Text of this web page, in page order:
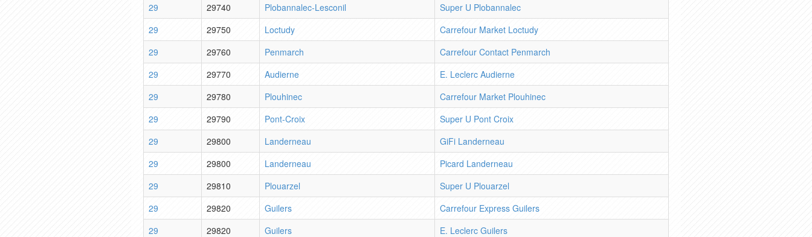
29
29740 Plobannalec-Lesconil
Super U Plobannalec
29
29750 Loctudy
Carrefour Market Loctudy
29
29760 Penmarch
Carrefour Contact Penmarch
29
29770 Audierne
E. Leclerc Audierne
29
29780 Plouhinec
Carrefour Market Plouhinec
29
29790 Pont-Croix
Super U Pont Croix
29
29800 Landerneau
GiFi Landerneau
29
29800 Landerneau
Picard Landerneau
29
29810 Plouarzel
Super U Plouarzel
29
29820 Guilers
Carrefour Express Guilers
29
29820 Guilers
E. Leclerc Guilers